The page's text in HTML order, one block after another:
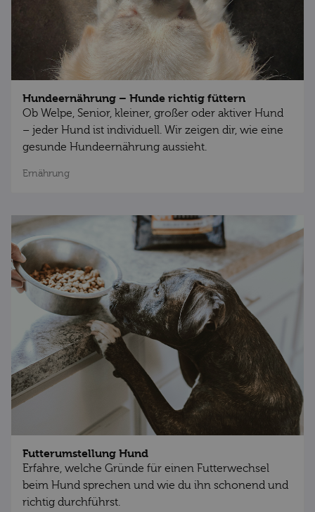
Hundeernährung – Hunde richtig füttern
Ob Welpe, Senior, kleiner, großer oder aktiver Hund
– jeder Hund ist individuell. Wir zeigen dir, wie eine
gesunde Hundeernährung aussieht.
Ernährung
Futterumstellung Hund
Erfahre, welche Gründe für einen Futterwechsel
beim Hund sprechen und wie du ihn schonend und
richtig durchführst.